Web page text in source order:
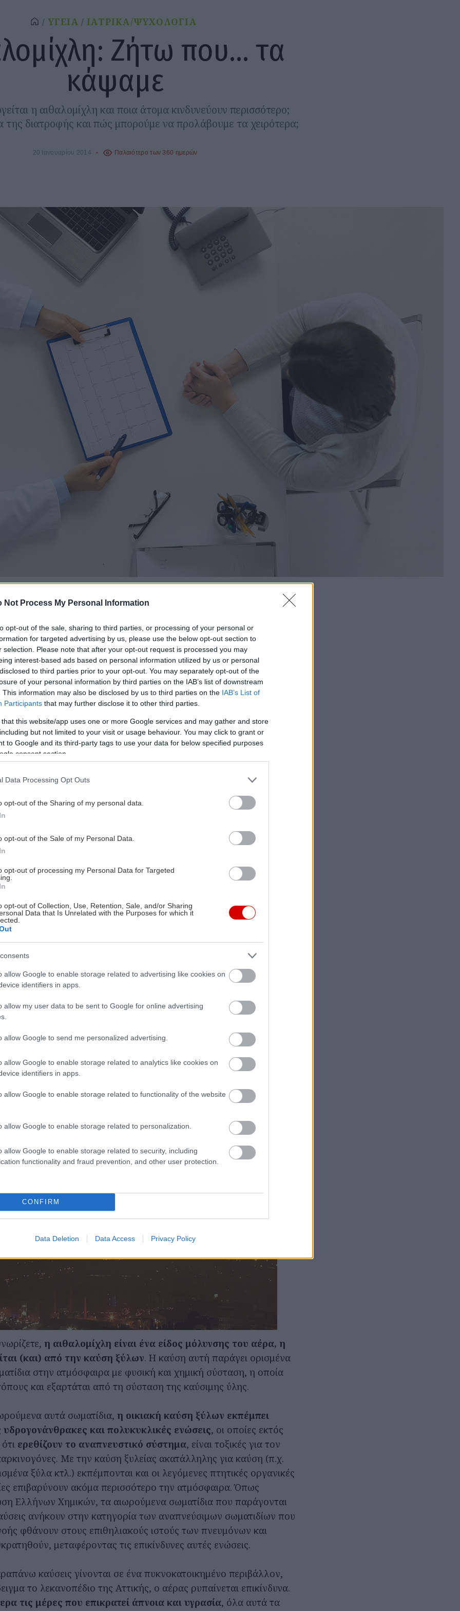
Not Process My Personal Information
opt-out of the sale, sharing to third parties, or processing of your personal or
for targeted advertising by us, please use the below opt-out section to
selection. Please note that after your opt-out request is processed you may
interest-based ads based on personal information utilized by us or personal
to third parties prior to your opt-out. You may separately opt-out of the
of your personal information by third parties on the IAB’s list of downstream
This information may also be disclosed by us to third parties on the IAB’s List of
Participants that may further disclose it to other third parties.
that this website/app uses one or more Google services and may gather and store
but not limited to your visit or usage behaviour. You may click to grant or
to Google and its third-party tags to use your data for below specified purposes
consent section.
Data Processing Opt Outs
opt-out of the Sharing of my personal data.
opt-out of the Sale of my Personal Data.
opt-out of processing my Personal Data for Targeted
opt-out of Collection, Use, Retention, Sale, and/or Sharing
Data that Is Unrelated with the Purposes for which it
allow Google to enable storage related to advertising like cookies on
identifiers in apps.
allow my user data to be sent to Google for online advertising
allow Google to send me personalized advertising.
allow Google to enable storage related to analytics like cookies on
identifiers in apps.
allow Google to enable storage related to functionality of the website
allow Google to enable storage related to personalization.
allow Google to enable storage related to security, including
functionality and fraud prevention, and other user protection.
CONFIRM
Data Deletion Data Access Privacy Policy
ΥΓΕΙΑ ΙΑΤΡΙΚΑ/ΨΥΧΟΛΟΓΙΑ
Ζήτω που… τα
κάψαμε
η αιθαλομίχλη και ποια άτομα κινδυνεύουν περισσότερο;
της διατροφής και πώς μπορούμε να προλάβουμε τα χειρότερα;
20 Ιανουαρίου 2014 Παλαιότερο των 360 ημερών
μήνες ακούστηκε περισσότερο από την λέξη «Τρόικα» και «Καλή
με την εμφάνισή της να τρομοκρατήσει τους κατοίκους των
έντονα την ιατρική κοινότητα και να γίνει αφορμή για την
Τζακιών.
, έχει μετατραπεί σε συχνό επισκέπτη των μεγάλων
ειδικούς να κάνουν λόγω για μια Αθήνα που γίνεται… Πεκίνο. Είναι
ότι για εννέα βράδια από τα μέσα Δεκεμβρίου μέχρι
των αιωρούμενων σωματιδίων στις περιοχές του κέντρου
υπερβαίνοντας το όριο των 50 μικρογραμμαρίων ανά κυβικό
η αιθαλομίχλη είναι ένα είδος μόλυνσης του αέρα, η
(και) από την καύση ξύλων. Η καύση αυτή παράγει ορισμένα
στην ατμόσφαιρα με φυσική και χημική σύσταση, η οποία
και εξαρτάται από τη σύσταση της καύσιμης ύλης.
αυτά σωματίδια, η οικιακή καύση ξύλων εκπέμπει
και πολυκυκλικές ενώσεις, οι οποίες εκτός
ερεθίζουν το αναπνευστικό σύστημα, είναι τοξικές για τον
Με την καύση ξυλείας ακατάλληλης για καύση (π.χ.
ξύλα κτλ.) εκπέμπονται και οι λεγόμενες πτητικές οργανικές
επιβαρύνουν ακόμα περισσότερο την ατμόσφαιρα. Όπως
Ελλήνων Χημικών, τα αιωρούμενα σωματίδια που παράγονται
ανήκουν στην κατηγορία των αναπνεύσιμων σωματιδίων που
φθάνουν στους επιθηλιακούς ιστούς των πνευμόνων και
μεταφέροντας τις επικίνδυνες αυτές ενώσεις.
καύσεις γίνονται σε ένα πυκνοκατοικημένο περιβάλλον,
το λεκανοπέδιο της Αττικής, ο αέρας ρυπαίνεται επικίνδυνα.
τις μέρες που επικρατεί άπνοια και υγρασία, όλα αυτά τα